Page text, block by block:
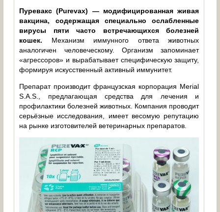
Пуревакс (Purevax) — модифицированная живая
вакцина, содержащая специально ослабленные
вирусы пяти часто встречающихся болезней
кошек. Механизм иммунного ответа животных
аналогичен человеческому. Организм запоминает
«агрессоров» и вырабатывает специфическую защиту,
формируя искусственный активный иммунитет.
Препарат производит французская корпорация Merial
S.A.S., предлагающая средства для лечения и
профилактики болезней животных. Компания проводит
серьёзные исследования, имеет весомую репутацию
на рынке изготовителей ветеринарных препаратов.